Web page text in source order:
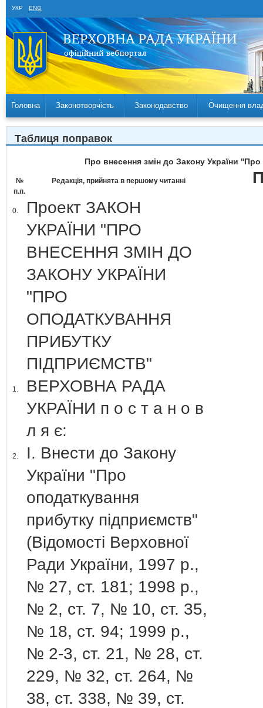
УКР ENG
Головна Законотворчість Законодавство Очищення
Таблиця поправок
Про внесення змін до Закону України
№
п.п.
Редакція, прийнята в першому читанні
0.
Проект ЗАКОН
УКРАЇНИ "ПРО
ВНЕСЕННЯ ЗМІН ДО
ЗАКОНУ УКРАЇНИ
"ПРО
ОПОДАТКУВАННЯ
ПРИБУТКУ
ПІДПРИЄМСТВ"
1.
ВЕРХОВНА РАДА
УКРАЇНИ п о с т а н о в
л я є:
2.
І. Внести до Закону
України "Про
оподаткування
прибутку підприємств"
(Відомості Верховної
Ради України, 1997 р.,
№ 27, ст. 181; 1998 р.,
№ 2, ст. 7, № 10, ст. 35,
№ 18, ст. 94; 1999 р.,
№ 2-3, ст. 21, № 28, ст.
229, № 32, ст. 264, №
38, ст. 338, № 39, ст.